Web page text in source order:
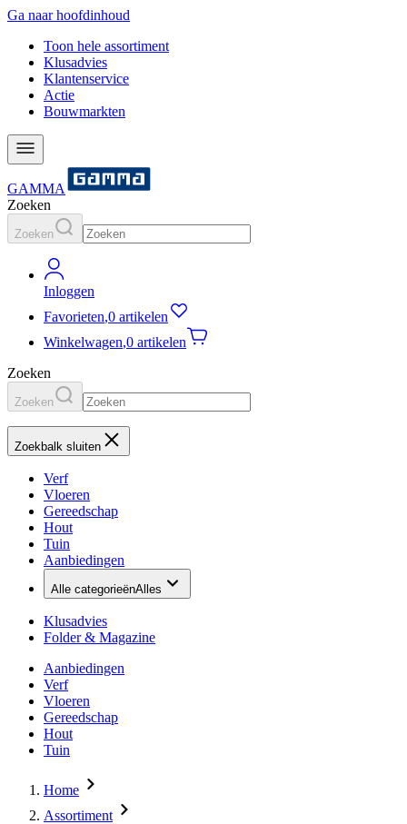
Ga naar hoofdinhoud
Toon hele assortiment
Klusadvies
Klantenservice
Actie
Bouwmarkten
GAMMA
Zoeken
Zoeken
Inloggen
Favorieten,0 artikelen
Winkelwagen,0 artikelen
Zoeken
Zoeken
Zoekbalk sluiten
Verf
Vloeren
Gereedschap
Hout
Tuin
Aanbiedingen
Alle categorieënAlles
Klusadvies
Folder & Magazine
Aanbiedingen
Verf
Vloeren
Gereedschap
Hout
Tuin
Home
Assortiment